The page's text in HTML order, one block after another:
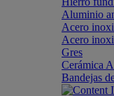
Aluminio
Acero
Acero
Gres
Cerámica
Bandejas